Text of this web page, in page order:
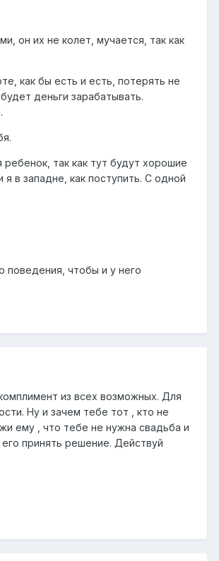
он их не колет, мучается, так как
как бы есть и есть, потерять не
деньги зарабатывать.
так как тут будут хорошие
в западне, как поступить. С одной
поведения, чтобы и у него
из всех возможных. Для
Ну и зачем тебе тот , кто не
ему , что тебе не нужна свадьба и
принять решение. Действуй